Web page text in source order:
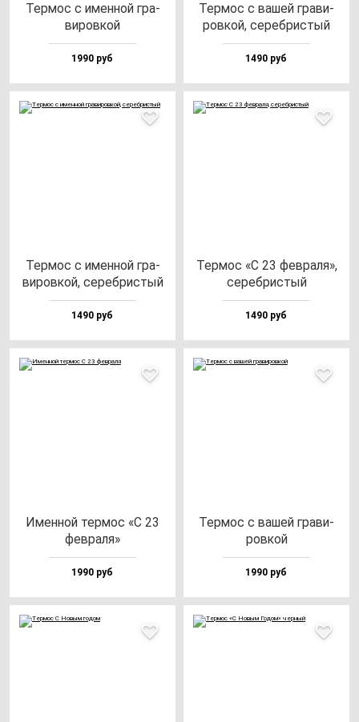
Тер­мос с имен­ной гра­
ви­ров­кой
1990 руб
Тер­мос с ва­шей гра­ви­
ров­кой, се­реб­рис­тый
1490 руб
Тер­мос с имен­ной гра­
ви­ров­кой, се­реб­рис­тый
1490 руб
Тер­мос «С 23 фев­ра­ля»,
се­реб­рис­тый
1490 руб
Имен­ной тер­мос «С 23
фев­ра­ля»
1990 руб
Тер­мос с ва­шей гра­ви­
ров­кой
1990 руб